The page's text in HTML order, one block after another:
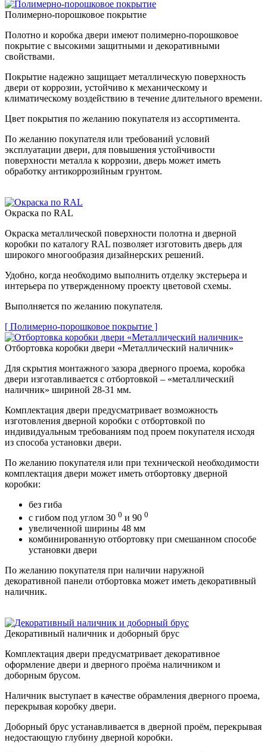
Полимерно-порошковое покрытие
Полотно и коробка двери имеют полимерно-порошковое
покрытие с высокими защитными и декоративными
свойствами.
Покрытие надежно защищает металлическую поверхность
двери от коррозии, устойчиво к механическому и
климатическому воздействию в течение длительного времени.
Цвет покрытия по желанию покупателя из ассортимента.
По желанию покупателя или требований условий
эксплуатации двери, для повышения устойчивости
поверхности металла к коррозии, дверь может иметь
обработку антикоррозийным грунтом.
Окраска по RAL
Окраска металлической поверхности полотна и дверной
коробки по каталогу RAL позволяет изготовить дверь для
широкого многообразия дизайнерских решений.
Удобно, когда необходимо выполнить отделку экстерьера и
интерьера по утвержденному проекту цветовой схемы.
Выполняется по желанию покупателя.
[ Полимерно-порошковое покрытие ]
Отбортовка коробки двери «Металлический наличник»
Для скрытия монтажного зазора дверного проема, коробка
двери изготавливается с отбортовкой – «металлический
наличник» шириной 28-31 мм.
Комплектация двери предусматривает возможность
изготовления дверной коробки с отбортовкой по
индивидуальным требованиям под проем покупателя исходя
из способа установки двери.
По желанию покупателя или при технической необходимости
комплектация двери может иметь отбортовку дверной
коробки:
без гиба
с гибом под углом 30 0 и 90 0
увеличенной ширины 48 мм
комбинированную отбортовку при смешанном способе
установки двери
По желанию покупателя при наличии наружной
декоративной панели отбортовка может иметь декоративный
наличник.
Декоративный наличник и доборный брус
Комплектация двери предусматривает декоративное
оформление двери и дверного проёма наличником и
доборным брусом.
Наличник выступает в качестве обрамления дверного проема,
перекрывая коробку двери.
Доборный брус устанавливается в дверной проём, перекрывая
недостающую глубину дверной коробки.